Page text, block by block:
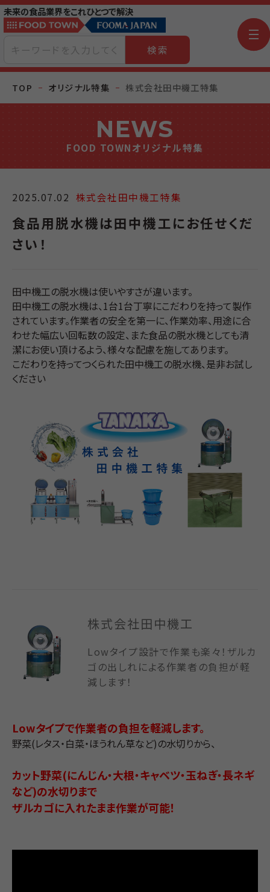
未来の食品業界をこれひとつで解決
検索
TOP オリジナル特集 株式会社田中機工特集
NEWS
FOOD TOWNオリジナル特集
2025.07.02 株式会社田中機工特集
食品用脱水機は田中機工にお任せくだ
さい！
田中機工の脱水機は使いやすさが違います。
田中機工の脱水機は、1台1台丁寧にこだわりを持って製作
されています。作業者の安全を第一に、作業効率、用途に合
わせた幅広い回転数の設定、また食品の脱水機としても清
潔にお使い頂けるよう、様々な配慮を施してあります。
こだわりを持ってつくられた田中機工の脱水機、是非お試し
ください
株式会社田中機工
Lowタイプ設計で作業も楽々！ザルカ
ゴの出しれによる作業者の負担が軽
減します！
Lowタイプで作業者の負担を軽減します。
野菜(レタス・白菜・ほうれん草など)の水切りから、
カット野菜(にんじん・大根・キャベツ・玉ねぎ・長ネギ
など)の水切りまで
ザルカゴに入れたまま作業が可能！